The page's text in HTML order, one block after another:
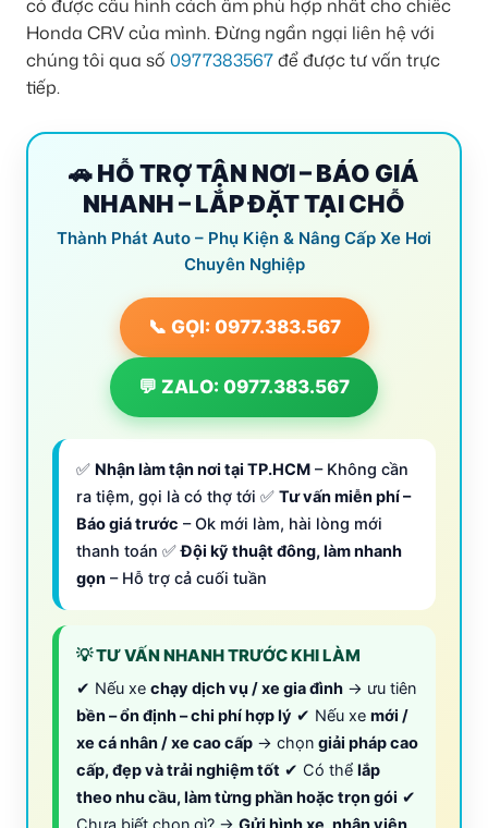
có được cấu hình cách âm phù hợp nhất cho chiếc
Honda CRV của mình. Đừng ngần ngại liên hệ với
chúng tôi qua số 0977383567để được tư vấn trực
tiếp.
🚗 HỖ TRỢ TẬN NƠI – BÁO GIÁ
NHANH – LẮP ĐẶT TẠI CHỖ
Thành Phát Auto – Phụ Kiện & Nâng Cấp Xe Hơi
Chuyên Nghiệp
📞 GỌI: 0977.383.567
💬 ZALO: 0977.383.567
✅ Nhận làm tận nơi tại TP.HCM – Không cần
ra tiệm, gọi là có thợ tới ✅ Tư vấn miễn phí –
Báo giá trước – Ok mới làm, hài lòng mới
thanh toán ✅Đội kỹ thuật đông, làm nhanh
gọn – Hỗ trợ cả cuối tuần
💡 TƯ VẤN NHANH TRƯỚC KHI LÀM
✔ Nếu xe chạy dịch vụ / xe gia đình → ưu tiên
bền – ổn định – chi phí hợp lý ✔ Nếu xe mới /
xe cá nhân / xe cao cấp → chọn giải pháp cao
cấp, đẹp và trải nghiệm tốt ✔ Có thể lắp
theo nhu cầu, làm từng phần hoặc trọn gói ✔